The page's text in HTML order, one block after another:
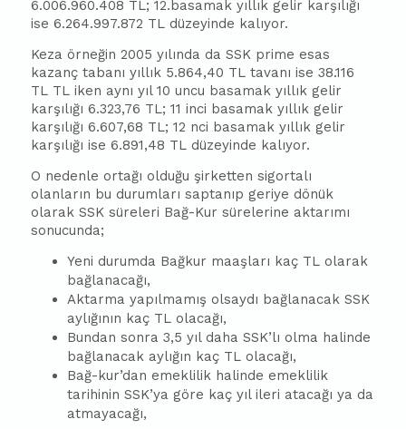
6.006.960.408 TL; 12.basamak yıllık gelir karşılığı
ise 6.264.997.872 TL düzeyinde kalıyor.
Keza örneğin 2005 yılında da SSK prime esas
kazanç tabanı yıllık 5.864,40 TL tavanı ise 38.116
TL TL iken aynı yıl 10 uncu basamak yıllık gelir
karşılığı 6.323,76 TL; 11 inci basamak yıllık gelir
karşılığı 6.607,68 TL; 12 nci basamak yıllık gelir
karşılığı ise 6.891,48 TL düzeyinde kalıyor.
O nedenle ortağı olduğu şirketten sigortalı
olanların bu durumları saptanıp geriye dönük
olarak SSK süreleri Bağ-Kur sürelerine aktarımı
sonucunda;
Yeni durumda Bağkur maaşları kaç TL olarak
bağlanacağı,
Aktarma yapılmamış olsaydı bağlanacak SSK
aylığının kaç TL olacağı,
Bundan sonra 3,5 yıl daha SSK’lı olma halinde
bağlanacak aylığın kaç TL olacağı,
Bağ-kur’dan emeklilik halinde emeklilik
tarihinin SSK’ya göre kaç yıl ileri atacağı ya da
atmayacağı,